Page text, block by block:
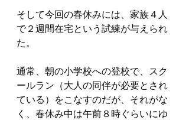
そして今回の春休みには、家族４人
で２週間在宅という試練が与えられ
た。
通常、朝の小学校への登校で、スク
ールラン（大人の同伴が必要とされ
ている）をこなすのだが、それがな
く、春休み中は午前８時ぐらいにゆ